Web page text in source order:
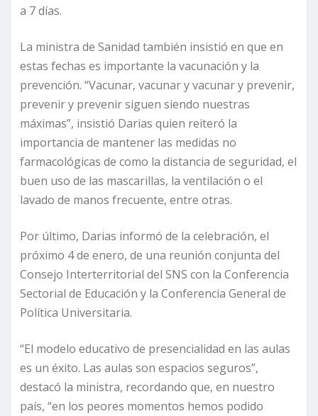
a 7 días.
La ministra de Sanidad también insistió en que en
estas fechas es importante la vacunación y la
prevención. “Vacunar, vacunar y vacunar y prevenir,
prevenir y prevenir siguen siendo nuestras
máximas”, insistió Darias quien reiteró la
importancia de mantener las medidas no
farmacológicas de como la distancia de seguridad, el
buen uso de las mascarillas, la ventilación o el
lavado de manos frecuente, entre otras.
Por último, Darias informó de la celebración, el
próximo 4 de enero, de una reunión conjunta del
Consejo Interterritorial del SNS con la Conferencia
Sectorial de Educación y la Conferencia General de
Política Universitaria.
“El modelo educativo de presencialidad en las aulas
es un éxito. Las aulas son espacios seguros”,
destacó la ministra, recordando que, en nuestro
país, “en los peores momentos hemos podido